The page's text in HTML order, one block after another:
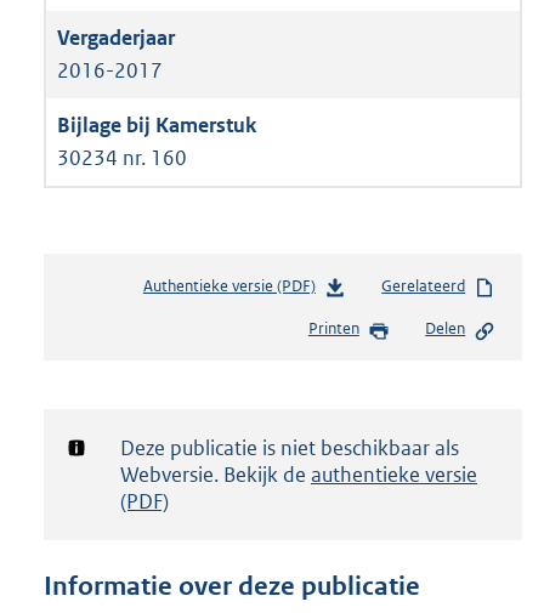
2016-2017
30234 nr. 160
Authentieke versie (PDF)b
s
d
g
t
Gerelateerd
Printen Delen
Notificatie:
Deze publicatie is niet beschikbaar als
Webversie. Bekijk de authentieke versie
(PDF)
Informatie over deze publicatie